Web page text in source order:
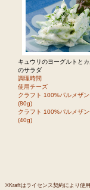
キュウリのヨーグルトと
のサラダ
調理時間
使用チーズ
クラフト 100%パルメザ
(80g)
クラフト 100%パルメザ
(40g)
※Kraftはライセンス契約により使